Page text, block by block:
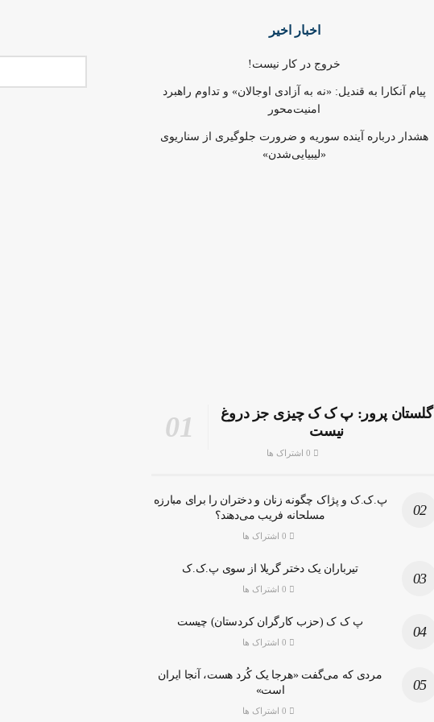
اخبار اخیر
خروج در کار نیست!
پیام آنکارا به قندیل: «نه به آزادی اوجالان» و تداوم راهبرد
امنیت‌محور
هشدار درباره آینده سوریه و ضرورت جلوگیری از سناریوی
«لیبیایی‌شدن»
گلستان پرور: پ ک ک چیزی جز دروغ
نیست
پ.ک.ک و پژاک چگونه زنان و دختران را برای مبارزه
مسلحانه فریب می‌دهند؟
تیرباران یک دختر گریلا از سوی پ.ک.ک
پ ک ک (حزب کارگران کردستان) چیست
مردی که می‌گفت «هرجا یک کُرد هست، آنجا ایران
است»